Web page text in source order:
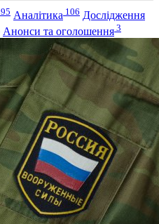
95 Аналітика 106 Дослідження
Анонси та оголошення 3